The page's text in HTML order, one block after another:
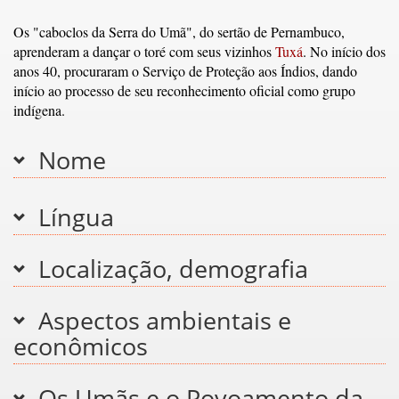
Os "caboclos da Serra do Umã", do sertão de Pernambuco,
aprenderam a dançar o toré com seus vizinhosTuxá. No início dos
anos 40, procuraram o Serviço de Proteção aos Índios, dando
início ao processo de seu reconhecimento oficial como grupo
indígena.
Nome
Língua
Localização, demografia
Aspectos ambientais e
econômicos